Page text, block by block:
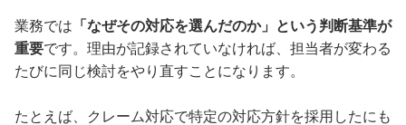
業務では 「なぜその対応を選んだのか」という判断基準が
重要です。理由が記録されていなければ、担当者が変わる
たびに同じ検討をやり直すことになります。
たとえば、クレーム対応で特定の対応方針を採用したにも